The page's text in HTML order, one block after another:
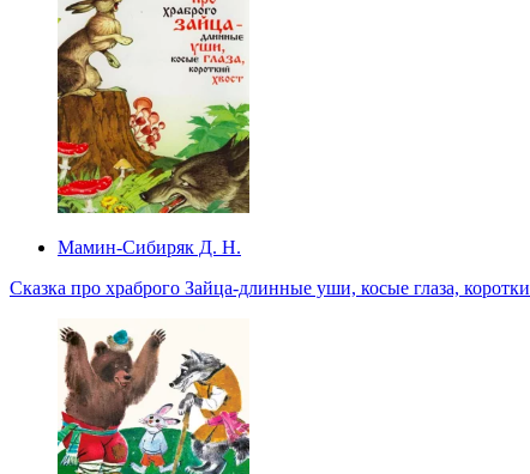
Мамин-Сибиряк Д. Н.
Сказка про храброго Зайца-длинные уши, косые глаза,